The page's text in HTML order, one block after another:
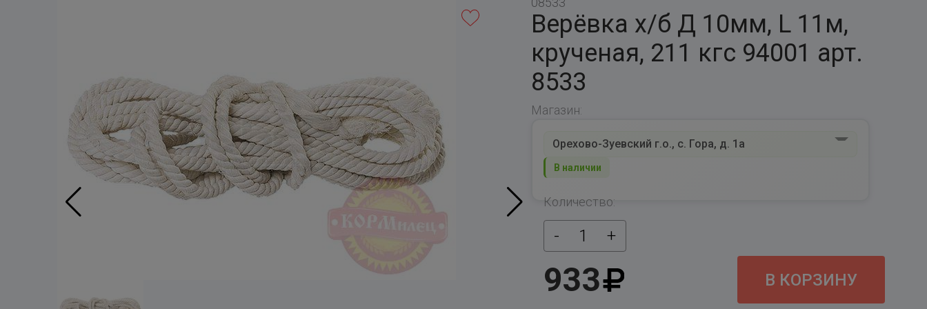
Верёвка х/б Д 10мм, L 11м,
крученая, 211 кгс 94001 арт.
8533
Магазин:
Орехово-Зуевский г.о., с. Гора, д. 1а
В наличии
Количество:
- 1 +
933 В КОРЗИНУ